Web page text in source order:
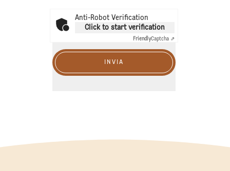
Anti-Robot Verification
Click to start verification
FriendlyCaptcha ⇗
INVIA